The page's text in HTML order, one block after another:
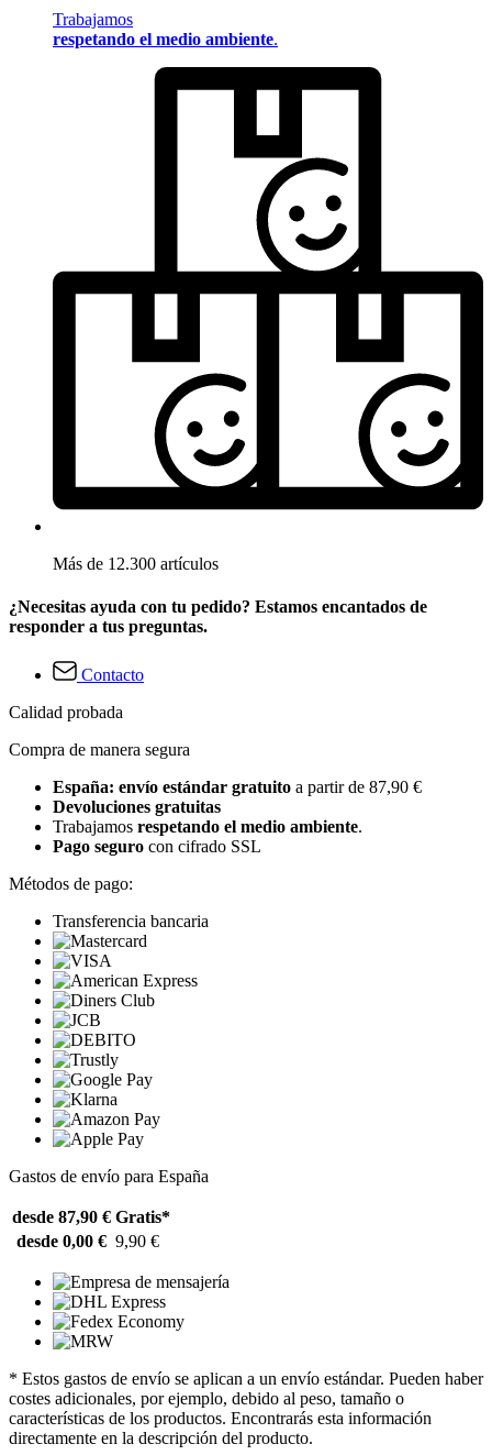
Trabajamos
respetando el medio ambiente.
Más de 12.300 artículos
¿Necesitas ayuda con tu pedido? Estamos encantados de
responder a tus preguntas.
Contacto
Calidad probada
Compra de manera segura
España: envío estándar gratuito a partir de 87,90 €
Devoluciones gratuitas
Trabajamos respetando el medio ambiente.
Pago seguro con cifrado SSL
Métodos de pago:
Transferencia bancaria
Gastos de envío para España
desde 87,90 € Gratis*
desde 0,00 € 9,90 €
* Estos gastos de envío se aplican a un envío estándar. Pueden haber
costes adicionales, por ejemplo, debido al peso, tamaño o
características de los productos. Encontrarás esta información
directamente en la descripción del producto.